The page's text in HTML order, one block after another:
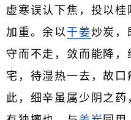
虚寒误认下焦，投以
加重。余以干姜炒炭，
守而不走，敛而能降，
宅，待湿热一去，故口
此，细辛虽属少阴之